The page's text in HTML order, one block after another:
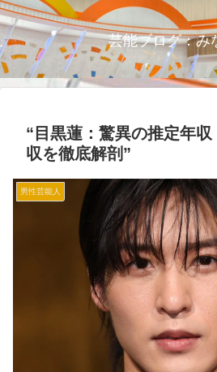
芸能ブログ：み
“目黒蓮：驚異の推定年
収を徹底解剖”
男性芸能人